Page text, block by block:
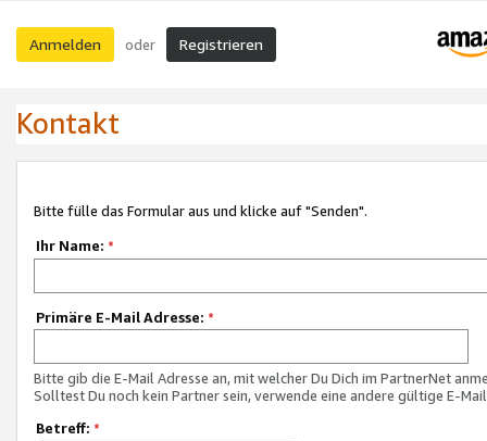
Anmelden oder Registrieren
Kontakt
Bitte fülle das Formular aus und klicke auf "Senden".
Ihr Name: *
Primäre E-Mail Adresse: *
Bitte gib die E-Mail Adresse an, mit welcher Du Dich im PartnerNet
Solltest Du noch kein Partner sein, verwende eine andere gültige E-
Betreff: *